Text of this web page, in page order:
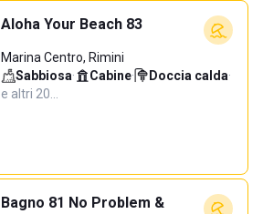
Aloha Your Beach 83
Marina Centro, Rimini
Sabbiosa· Cabine· Doccia calda·
e altri 20…
Bagno 81 No Problem &